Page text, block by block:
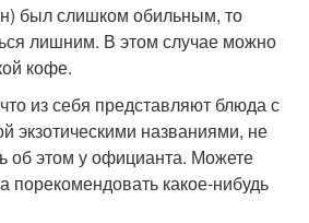
был слишком обильным, то
лишним. В этом случае можно
кофе.
из себя представляют блюда с
экзотическими названиями, не
об этом у официанта. Можете
порекомендовать какое-нибудь